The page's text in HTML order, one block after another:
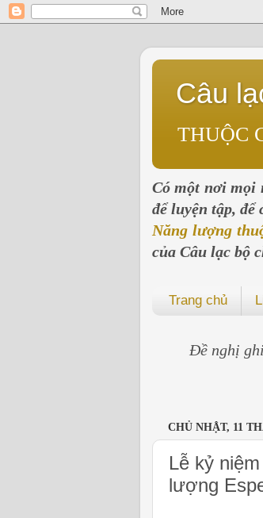
Câu
THUỘC
Có một nơi mọi
để luyện tập,
Năng lượng
của Câu lạc bộ
Trang chủ
Đề nghị
CHỦ NHẬT, 11
Lễ kỷ
lượng